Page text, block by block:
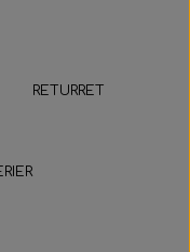
RETURRET